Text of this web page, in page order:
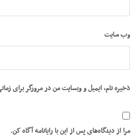
وب‌ سایت
ذخیره نام، ایمیل و وبسایت من در مرورگر برای
مرا از دیدگاه‌های پس از این با رایانامه آگاه کن.